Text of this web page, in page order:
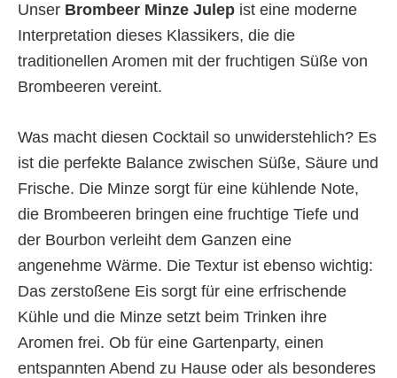
Unser Brombeer Minze Julep ist eine moderne
Interpretation dieses Klassikers, die die
traditionellen Aromen mit der fruchtigen Süße von
Brombeeren vereint.
Was macht diesen Cocktail so unwiderstehlich? Es
ist die perfekte Balance zwischen Süße, Säure und
Frische. Die Minze sorgt für eine kühlende Note,
die Brombeeren bringen eine fruchtige Tiefe und
der Bourbon verleiht dem Ganzen eine
angenehme Wärme. Die Textur ist ebenso wichtig:
Das zerstoßene Eis sorgt für eine erfrischende
Kühle und die Minze setzt beim Trinken ihre
Aromen frei. Ob für eine Gartenparty, einen
entspannten Abend zu Hause oder als besonderes